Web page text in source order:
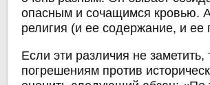
опасным и сочащимся кровью.
религия (и ее содержание, и
Если эти различия не
погрешениям против